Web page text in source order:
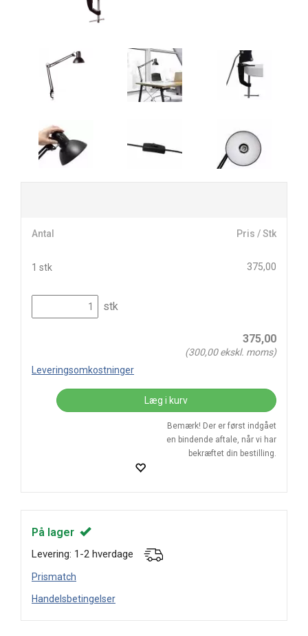
Antal Pris / Stk
1 stk 375,00
stk
375,00
(300,00ekskl. moms)
Leveringsomkostninger
Læg i kurv
Bemærk! Der er først indgået
en bindende aftale, når vi har
bekræftet din bestilling.
På lager
Levering: 1-2 hverdage
Prismatch
Handelsbetingelser